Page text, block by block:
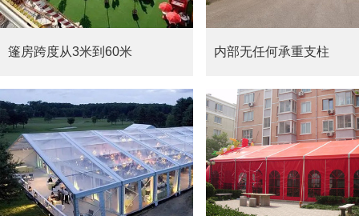
篷房跨度从3米到60米 内部无任何承重支柱